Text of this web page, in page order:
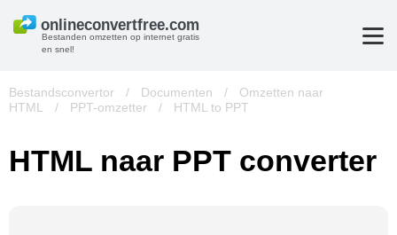
Bestanden omzetten op internet gratis
en snel!
Bestandsconvertor / Documenten /
Omzetten naar
HTML
/ PPT-omzetter / HTML to PPT
HTML naar PPT converter